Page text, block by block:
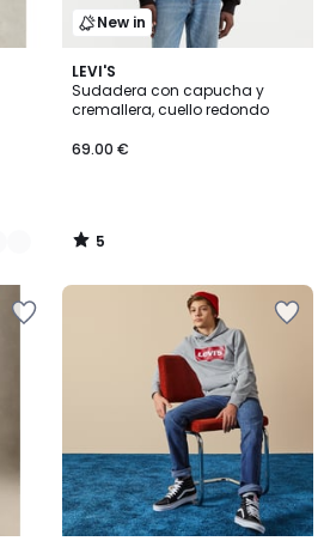
New in
LEVI'S
Sudadera con capucha y
cremallera, cuello redondo
69.00 €
5
/
5
5
/